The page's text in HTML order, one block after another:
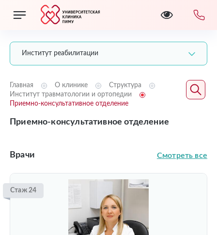
Институт реабилитации
Главная О клинике
Структура
Институт травматологии и ортопедии
Приемно-консультативное отделение
Приемно-консультативное отделение
Врачи Смотреть все
Стаж 24